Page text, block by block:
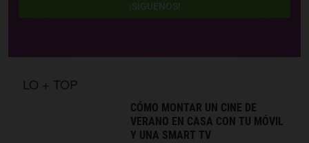
¡SÍGUENOS!
LO + TOP
CÓMO MONTAR UN CINE DE
VERANO EN CASA CON TU MÓVIL
Y UNA SMART TV